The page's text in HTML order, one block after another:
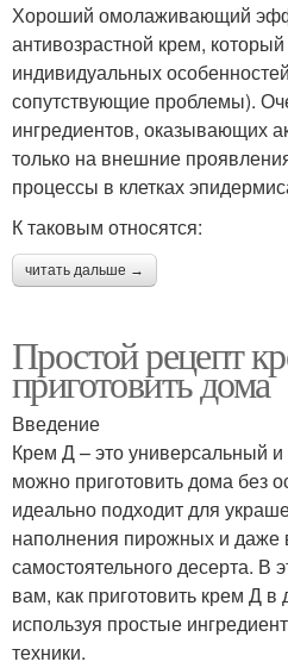
Хороший омолаживающий
антивозрастной крем,
индивидуальных
сопутствующие проблемы).
ингредиентов, оказывающих
только на внешние
процессы в клетках
К таковым относятся:
читать дальше →
Простой рецепт
приготовить дома
Введение
Крем Д – это универсальный
можно приготовить дома без
идеально подходит для
наполнения пирожных и даже
самостоятельного десерта. В
вам, как приготовить крем Д
используя простые
техники.